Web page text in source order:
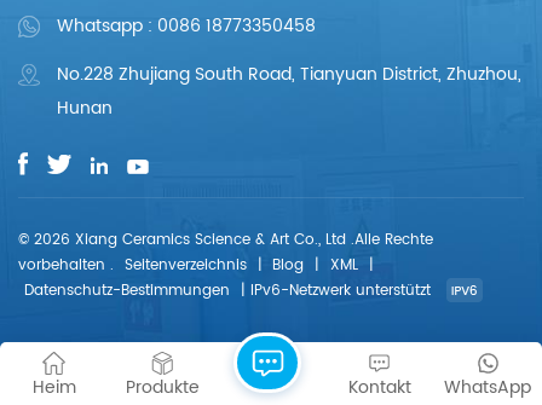
Whatsapp : 0086 18773350458
No.228 Zhujiang South Road, Tianyuan District, Zhuzhou,
Hunan
© 2026 Xiang Ceramics Science & Art Co., Ltd .Alle Rechte
vorbehalten . Seitenverzeichnis | Blog | XML |
Datenschutz-Bestimmungen | IPv6-Netzwerk unterstützt
Heim Produkte WhatsApp
Kontakt